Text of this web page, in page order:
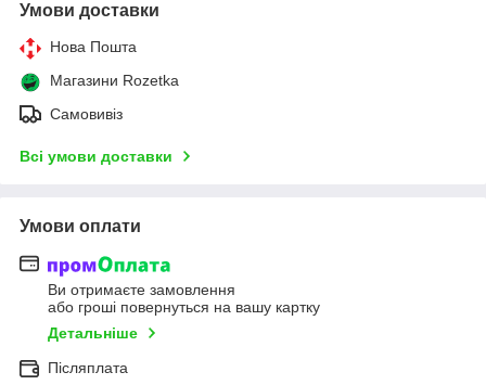
Умови доставки
Нова Пошта
Магазини Rozetka
Самовивіз
Всі умови доставки
Умови оплати
Ви отримаєте замовлення
або гроші повернуться на вашу картку
Детальніше
Післяплата